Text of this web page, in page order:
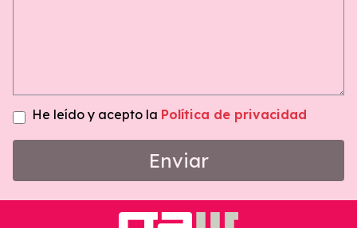
He leído y acepto la Política de privacidad
Enviar